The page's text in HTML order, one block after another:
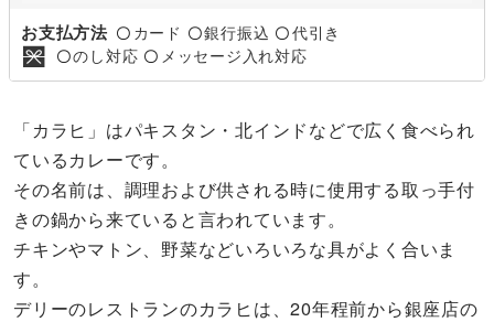
お支払方法 〇 カード 〇銀行振込 〇代引き
〇のし対応 〇 メッセージ入れ対応
「カラヒ」はパキスタン・北インドなどで広く食べられ
ているカレーです。
その名前は、調理および供される時に使用する取っ手付
きの鍋から来ていると言われています。
チキンやマトン、野菜などいろいろな具がよく合いま
す。
デリーのレストランのカラヒは、20年程前から銀座店の